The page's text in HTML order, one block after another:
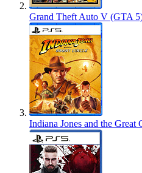
Grand Theft Auto V (GTA
Indiana Jones and the Great